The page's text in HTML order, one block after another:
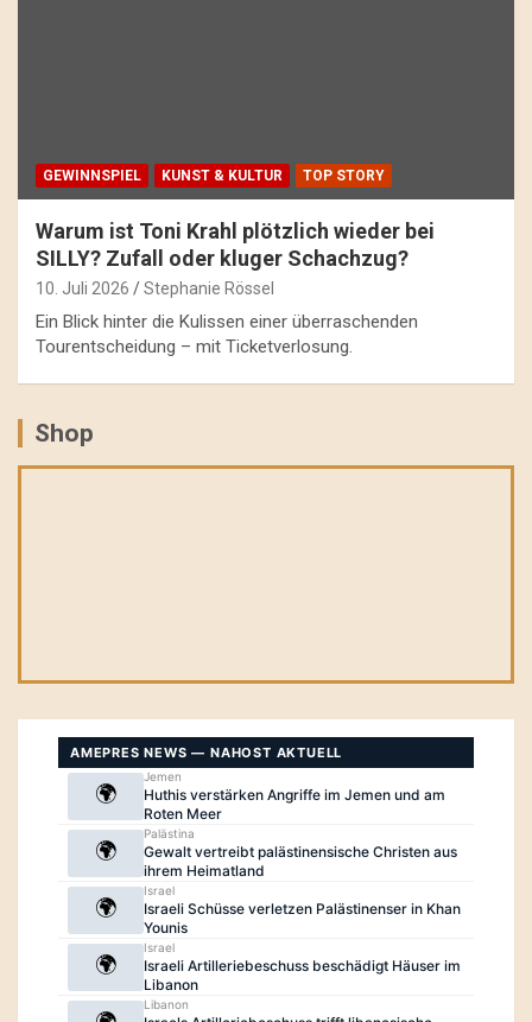
GEWINNSPIEL KUNST & KULTUR TOP STORY
Warum ist Toni Krahl plötzlich wieder bei
SILLY? Zufall oder kluger Schachzug?
10. Juli 2026 Stephanie Rössel
Ein Blick hinter die Kulissen einer überraschenden
Tourentscheidung – mit Ticketverlosung.
Shop